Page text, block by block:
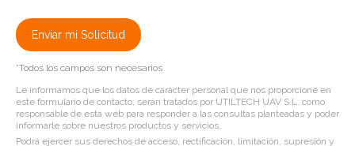
*Todos los campos son necesarios
Le informamos que los datos de carácter personal que nos proporcione en
este formulario de contacto, serán tratados por UTILTECH UAV S.L. como
responsable de esta web para responder a las consultas planteadas y poder
informarle sobre nuestros productos y servicios.
Podrá ejercer sus derechos de acceso, rectificación, limitación, supresión y